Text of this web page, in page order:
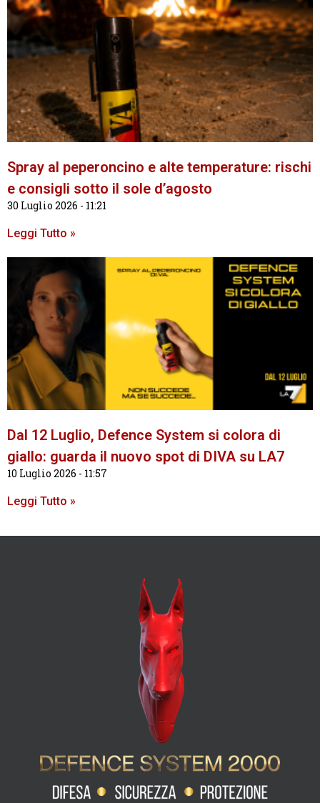
Spray al peperoncino e alte temperature: rischi
e consigli sotto il sole d’agosto
30 Luglio 2026 11:21
Leggi Tutto »
Dal 12 Luglio, Defence System si colora di
giallo: guarda il nuovo spot di DIVA su LA7
10 Luglio 2026 11:57
Leggi Tutto »